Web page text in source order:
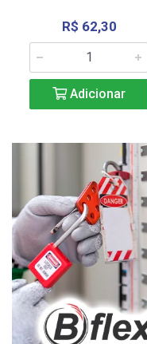
R$ 62,30
Adicionar